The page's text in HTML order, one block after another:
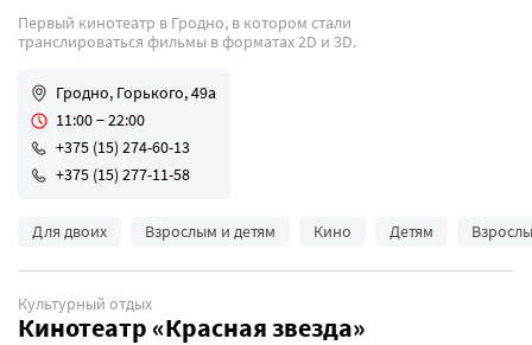
Первый кинотеатр в Гродно, в котором стали
транслироваться фильмы в форматах 2D и 3D.
Гродно, Горького, 49а
11:00 − 22:00
+375 (15) 274-60-13
+375 (15) 277-11-58
Для двоих Взрослым и детям Кино Детям
Культурный отдых
Кинотеатр «Красная звезда»